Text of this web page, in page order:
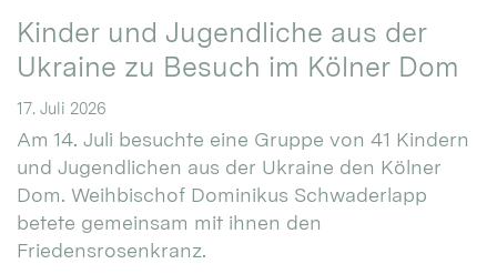
Kinder und Jugendliche aus der
Ukraine zu Besuch im Kölner Dom
17. Juli 2026
Am 14. Juli besuchte eine Gruppe von 41 Kindern
und Jugendlichen aus der Ukraine den Kölner
Dom. Weihbischof Dominikus Schwaderlapp
betete gemeinsam mit ihnen den
Friedensrosenkranz.